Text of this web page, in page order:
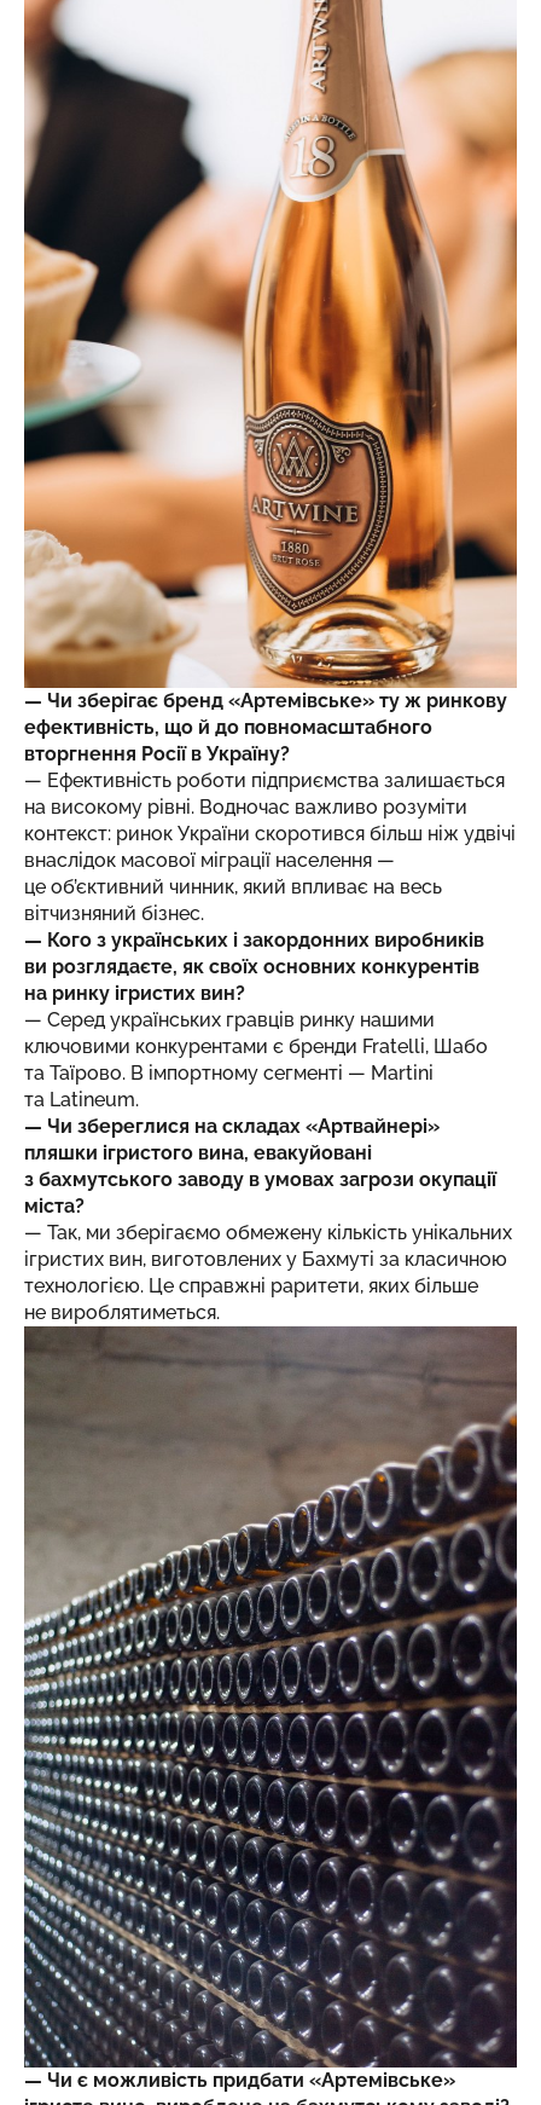
— Чи зберігає бренд «Артемівське» ту ж ринкову
ефективність, що й до повномасштабного
вторгнення Росії в Україну?
— Ефективність роботи підприємства залишається
на високому рівні. Водночас важливо розуміти
контекст: ринок України скоротився більш ніж удвічі
внаслідок масової міграції населення —
це об’єктивний чинник, який впливає на весь
вітчизняний бізнес.
— Кого з українських і закордонних виробників
ви розглядаєте, як своїх основних конкурентів
на ринку ігристих вин?
— Серед українських гравців ринку нашими
ключовими конкурентами є бренди Fratellі, Шабо
та Таїрово. В імпортному сегменті — Martini
та Latineum.
— Чи збереглися на складах «Артвайнері»
пляшки ігристого вина, евакуйовані
з бахмутського заводу в умовах загрози окупації
міста?
— Так, ми зберігаємо обмежену кількість унікальних
ігристих вин, виготовлених у Бахмуті за класичною
технологією. Це справжні раритети, яких більше
не вироблятиметься.
— Чи є можливість придбати «Артемівське»